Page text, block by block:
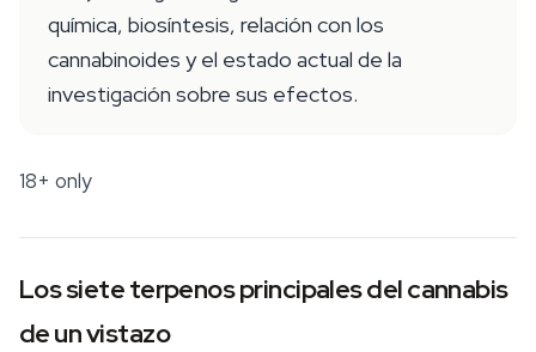
química, biosíntesis, relación con los
cannabinoides y el estado actual de la
investigación sobre sus efectos.
18+ only
Los siete terpenos principales del cannabis
de un vistazo